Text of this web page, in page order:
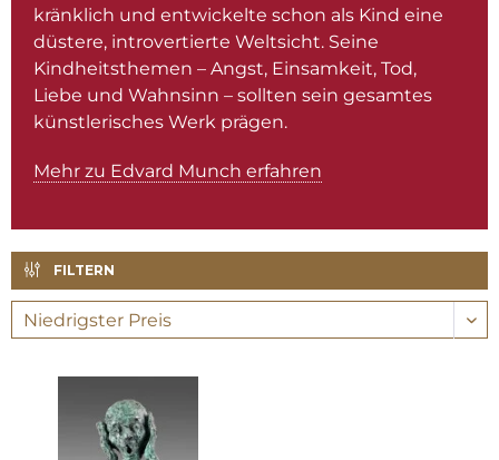
kränklich und entwickelte schon als Kind eine
düstere, introvertierte Weltsicht. Seine
Kindheitsthemen – Angst, Einsamkeit, Tod,
Liebe und Wahnsinn – sollten sein gesamtes
künstlerisches Werk prägen.
Mehr zu Edvard Munch erfahren
FILTERN